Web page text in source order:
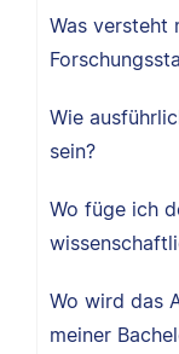
Was versteht
Wie
sein?
Wo füge ich
Wo wird das
meiner